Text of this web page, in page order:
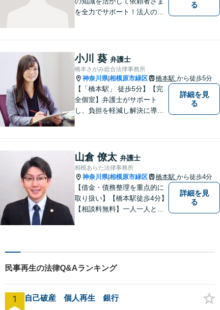
を全力でサポート！法人のお
したいことを整理しながら導
き出します。
る
小川 葵 弁護士
橋本さがみ総合法律事務所
神奈川県|相模原市緑区 橋本駅 から徒歩5分
【「橋本駅」 徒歩5分】【完
全個室】弁護士がサポート
し、負担を軽減し解決に導き
はご相談いただき、今後の進
め方を一緒に考えましょう。
【法テラス利用可】
詳細を見
る
山倉 僚太 弁護士
相模あらた法律事務所
神奈川県|相模原市緑区 橋本駅 から徒歩4分
【借金・債務整理を重点的に
取り扱い】【橋本駅徒歩4分】
【相談料無料】一人一人と誠
談可能(事前予約制)】
詳細を見
る
民事再生の法律Q&Aランキング
1 自己破産 個人再生 銀行